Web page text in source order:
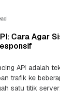
Cara Agar
API adalah
trafik ke
satu titik server